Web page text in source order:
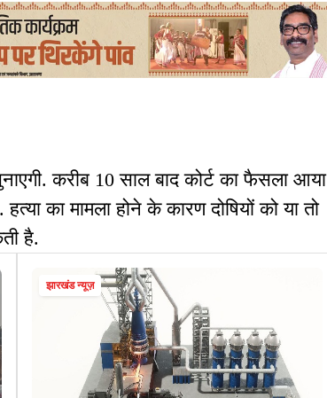
करीब 10 साल बाद कोर्ट का फैसला आया
का मामला होने के कारण दोषियों को या तो
है.
झारखंड न्यूज़